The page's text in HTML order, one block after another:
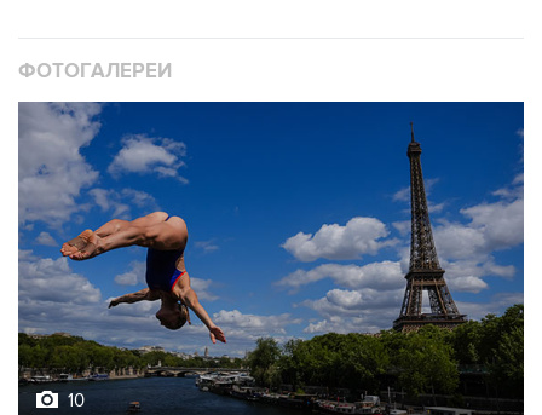
ФОТОГАЛЕРЕИ
10